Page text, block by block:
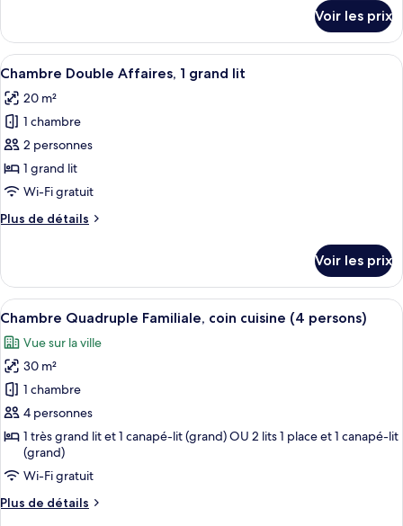
avec
lits
jumeaux
le
type
de
Chambre
Affaires
avec
lits
jumeaux
Voir les prix
Afficher
toutes
les
photos
pour
ce
type
chambre :
Affaires,
1
grand
lit
Une chambre d’hôtel avec deux lits,
14
Chambre Double Affaires, 1 grand lit
20 m²
1 chambre
2 personnes
1 grand lit
Wi-Fi gratuit
Plus de détails
Plus
le
type
de
Chambre
Double
Affaires,
grand
lit
Voir les prix
Afficher
toutes
les
photos
pour
ce
type
chambre :
Chambre
Quadruple
Une chambre d’hôtel comprenant
9
Chambre Quadruple Familiale, coin cuisine (4 persons)
Vue sur la ville
30 m²
1 chambre
4 personnes
1 très grand lit et 1 canapé-lit (grand) OU 2 lits 1 place et 1 canapé-lit
(grand)
Wi-Fi gratuit
Plus de détails
Plus